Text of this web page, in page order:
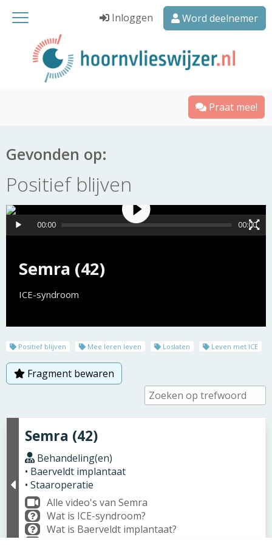
Inloggen Word deelnemer
Praat mee!
Gevonden op:
Positief blijven
Semra (42)
ICE-syndroom
00:00 00:00
Positief blijven Mee leren leven Loslaten Leven met ICE
Fragment bewaren
Semra (42)
Behandeling(en)
• Baerveldt implantaat
• Staaroperatie
Alle video's van Semra
Wat is ICE-syndroom?
Wat is Baerveldt implantaat?